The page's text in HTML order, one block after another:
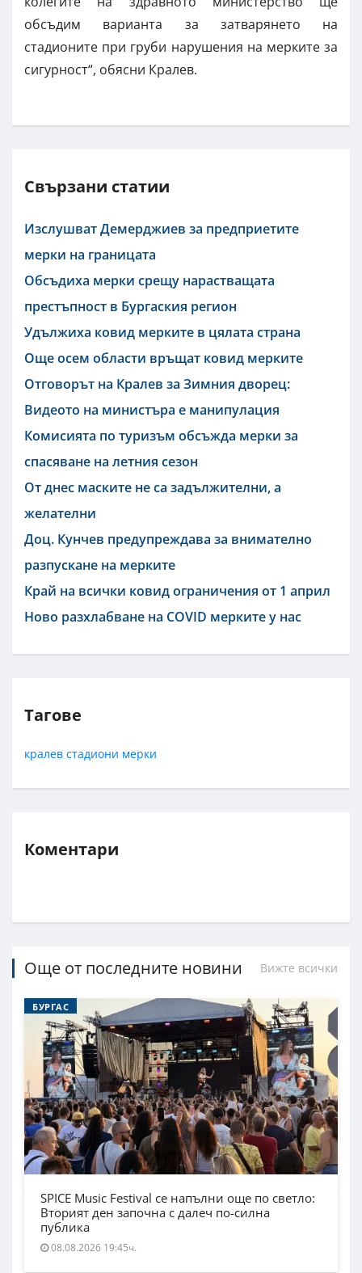
обсъдим варианта за затварянето на
стадионите при груби нарушения на мерките за
сигурност“, обясни Кралев.
Свързани статии
Изслушват Демерджиев за предприетите
мерки на границата
Обсъдиха мерки срещу нарастващата
престъпност в Бургаския регион
Удължиха ковид мерките в цялата страна
Още осем области връщат ковид мерките
Отговорът на Кралев за Зимния дворец:
Видеото на министъра е манипулация
Комисията по туризъм обсъжда мерки за
спасяване на летния сезон
От днес маските не са задължителни, а
желателни
Доц. Кунчев предупреждава за внимателно
разпускане на мерките
Край на всички ковид ограничения от 1 април
Ново разхлабване на COVID мерките у нас
Тагове
кралев стадиони мерки
Коментари
Още от последните новини Вижте всички
БУРГАС
SPICE Music Festival се напълни още по светло:
Вторият ден започна с далеч по-силна
публика
08.08.2026 19:45ч.